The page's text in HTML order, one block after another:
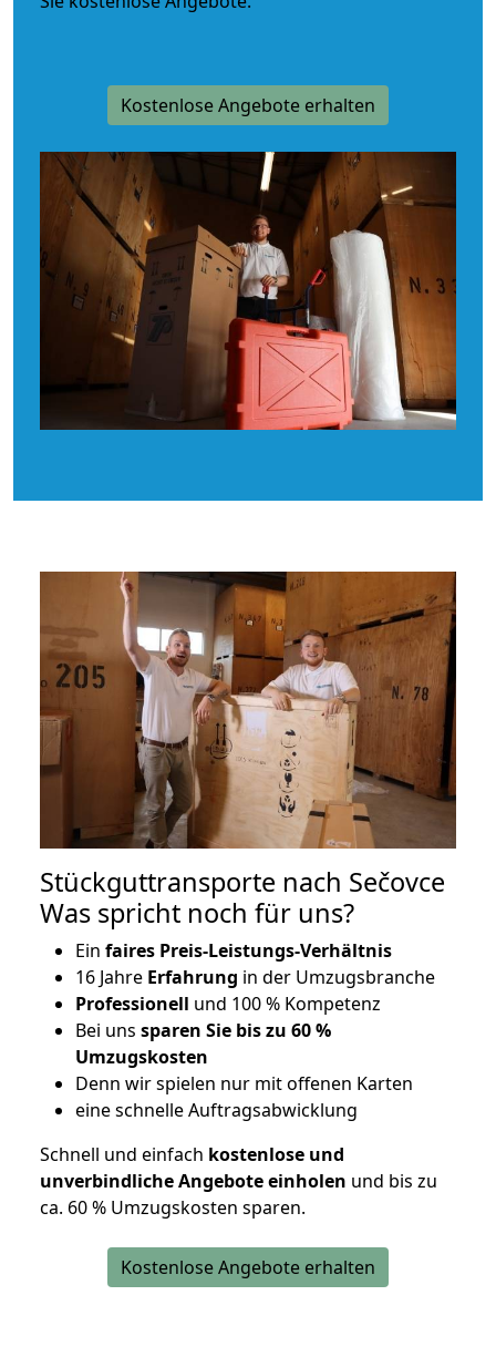
Kostenlose Angebote erhalten
Stückguttransporte nach Sečovce
Was spricht noch für uns?
Ein faires Preis-Leistungs-Verhältnis
16 Jahre Erfahrung in der Umzugsbranche
Professionell und 100 % Kompetenz
Bei uns sparen Sie bis zu 60 %
Umzugskosten
Denn wir spielen nur mit offenen Karten
eine schnelle Auftragsabwicklung
Schnell und einfach kostenlose und
unverbindliche Angebote einholen und bis zu
ca. 60 % Umzugskosten sparen.
Kostenlose Angebote erhalten